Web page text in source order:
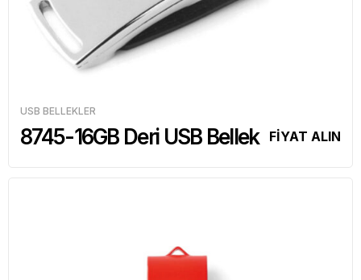
USB BELLEKLER
8745-16GB Deri USB Bellek FİYAT ALIN